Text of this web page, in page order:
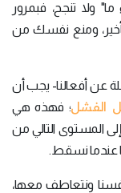
ولا تنجح، فبمرور
ومنع نفسك من
عن أفعالنا- يجب أن
الفشل؛ فهذه هي
المستوى التالي من
عندما نسقط.
ونتعاطف معها،